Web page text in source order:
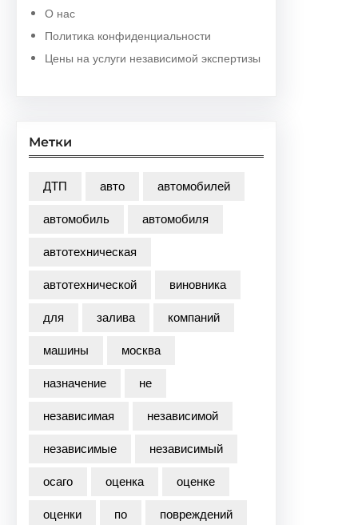
О нас
Политика конфиденциальности
Цены на услуги независимой экспертизы
Метки
ДТП авто
автомобилей
автомобиль
автомобиля
автотехническая
автотехнической
виновника
для
залива
компаний
машины
москва
назначение
не
независимая
независимой
независимые
независимый
осаго
оценка
оценке
оценки
по повреждений